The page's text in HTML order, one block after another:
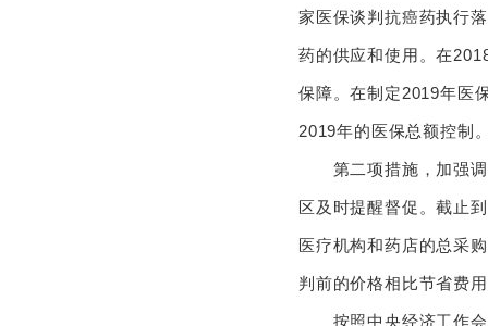
家医保谈判抗癌药执行
药的供应和使用。在
保障。在制定2019年医
2019年的医保总额
第二项措施，加强调
区及时提醒督促。截止
医疗机构和药店的总采
判前的价格相比节省
按照中央经济工作会